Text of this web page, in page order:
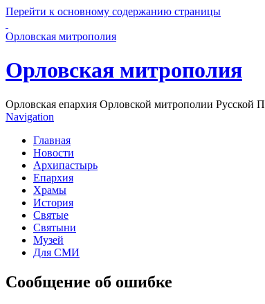
Перейти к основному содержанию страницы
Орловская митрополия
Орловская митрополия
Орловская епархия Орловской митрополии Русской
Navigation
Главная
Новости
Архипастырь
Епархия
Храмы
История
Святые
Святыни
Музей
Для СМИ
Сообщение об ошибке